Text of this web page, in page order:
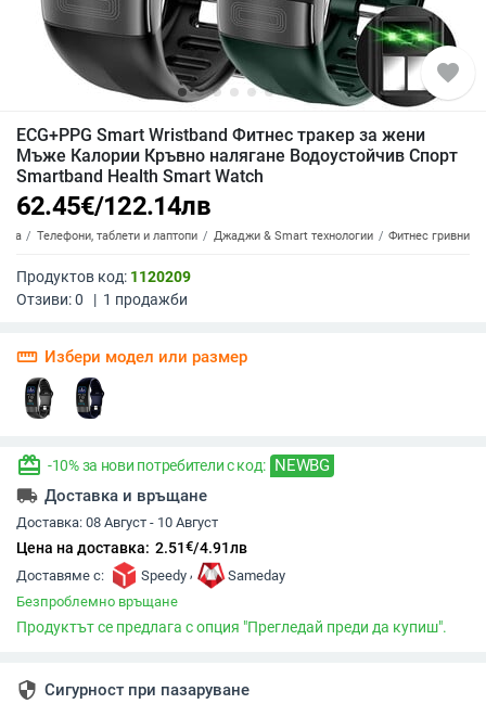
favorite
ECG+PPG Smart Wristband Фитнес тракер за жени
Мъже Калории Кръвно налягане Водоустойчив Спорт
Smartband Health Smart Watch
62.45€/122.14лв
Телефони, таблети и лаптопи Джаджи & Smart технологии Фитнес гривни
Продуктов код: 1120209
Отзиви:0 | 1 продажби
straighten Избери модел или размер
redeem -10% за нови потребители с код: NEWBG
local_shipping Доставка и връщане
Доставка: 08 Август - 10 Август
Цена на доставка: 2.51€/4.91лв
Доставяме с: Speedy ,
Sameday
Безпроблемно връщане
Продуктът се предлага с опция "Прегледай преди да купиш".
security Сигурност при пазаруване